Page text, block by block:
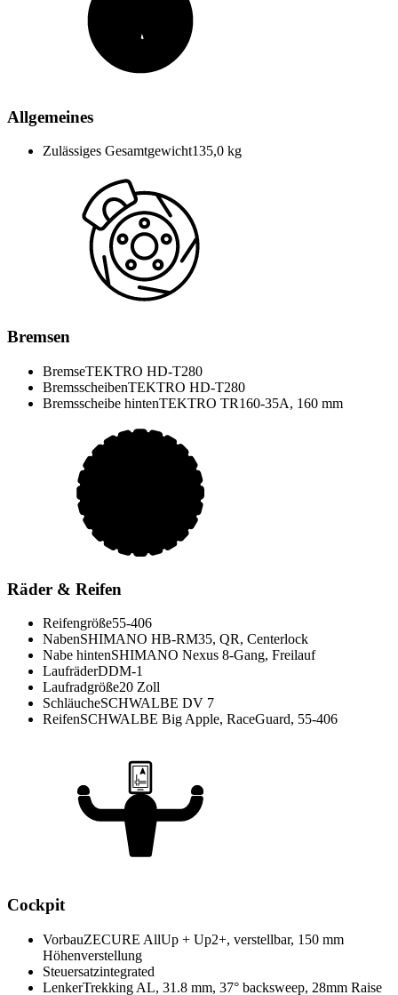
Allgemeines
Zulässiges Gesamtgewicht135,0 kg
Bremsen
BremseTEKTRO HD-T280
BremsscheibenTEKTRO HD-T280
Bremsscheibe hintenTEKTRO TR160-35A, 160 mm
Räder & Reifen
Reifengröße55-406
NabenSHIMANO HB-RM35, QR, Centerlock
Nabe hintenSHIMANO Nexus 8-Gang, Freilauf
LaufräderDDM-1
Laufradgröße20 Zoll
SchläucheSCHWALBE DV 7
ReifenSCHWALBE Big Apple, RaceGuard, 55-406
Cockpit
VorbauZECURE AllUp + Up2+, verstellbar, 150 mm
Höhenverstellung
Steuersatzintegrated
LenkerTrekking AL, 31.8 mm, 37° backsweep, 28mm Raise